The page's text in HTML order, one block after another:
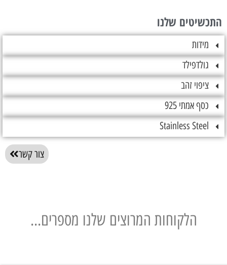
שלנו
זהב
925
Stainless
צור קשר
הלקוחות המרוצים שלנו מספרים...